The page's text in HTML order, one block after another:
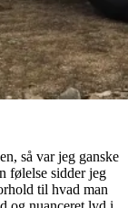
så var jeg ganske
følelse sidder jeg
til hvad man